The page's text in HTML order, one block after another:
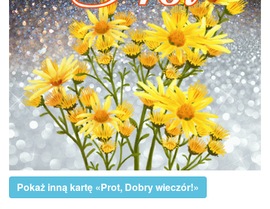
Pokaż inną kartę «Prot, Dobry wieczór!»